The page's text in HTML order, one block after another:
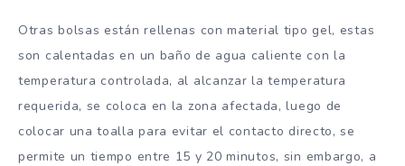
Otras bolsas están rellenas con material tipo gel, estas
son calentadas en un baño de agua caliente con la
temperatura controlada, al alcanzar la temperatura
requerida, se coloca en la zona afectada, luego de
colocar una toalla para evitar el contacto directo, se
permite un tiempo entre 15 y 20 minutos, sin embargo, a